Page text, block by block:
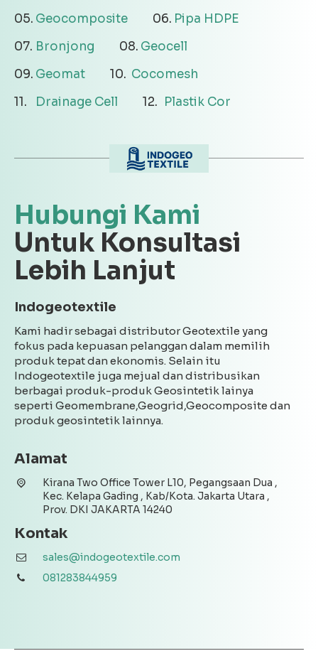
Geocomposite
Pipa HDPE
Bronjong
Geocell
Geomat
Cocomesh
Drainage Cell
Plastik Cor
Hubungi Kami
Untuk Konsultasi
Lebih Lanjut
Indogeotextile
Kami hadir sebagai distributor Geotextile yang
fokus pada kepuasan pelanggan dalam memilih
produk tepat dan ekonomis. Selain itu
Indogeotextile juga mejual dan distribusikan
berbagai produk-produk Geosintetik lainya
seperti Geomembrane,Geogrid,Geocomposite dan
produk geosintetik lainnya.
Alamat
Kirana Two Office Tower L10, Pegangsaan Dua ,
Kec. Kelapa Gading , Kab/Kota. Jakarta Utara ,
Prov. DKI JAKARTA 14240
Kontak
sales@indogeotextile.com
081283844959